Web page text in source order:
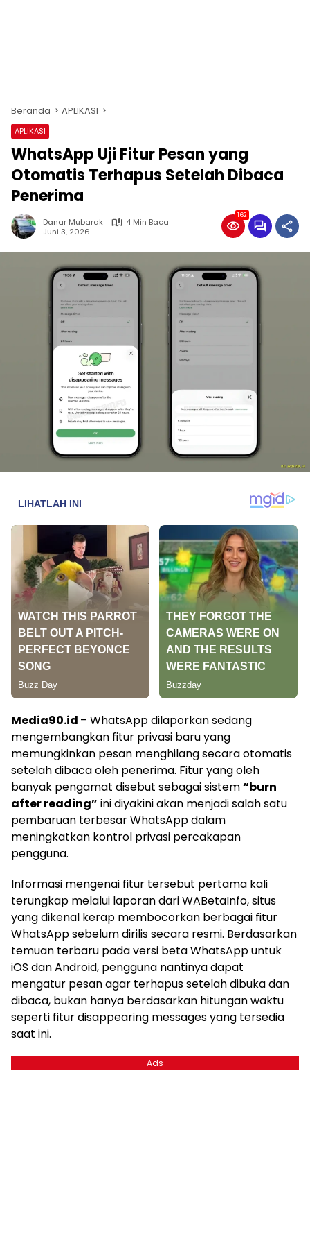
Beranda APLIKASI
APLIKASI
WhatsApp Uji Fitur Pesan yang
Otomatis Terhapus Setelah Dibaca
Penerima
Danar Mubarak
4 Min Baca
Juni 3, 2026
162
Media90.id – WhatsApp dilaporkan sedang
mengembangkan fitur privasi baru yang
memungkinkan pesan menghilang secara otomatis
setelah dibaca oleh penerima. Fitur yang oleh
banyak pengamat disebut sebagai sistem“burn
after reading” ini diyakini akan menjadi salah satu
pembaruan terbesar WhatsApp dalam
meningkatkan kontrol privasi percakapan
pengguna.
Informasi mengenai fitur tersebut pertama kali
terungkap melalui laporan dari WABetaInfo, situs
yang dikenal kerap membocorkan berbagai fitur
WhatsApp sebelum dirilis secara resmi. Berdasarkan
temuan terbaru pada versi beta WhatsApp untuk
iOS dan Android, pengguna nantinya dapat
mengatur pesan agar terhapus setelah dibuka dan
dibaca, bukan hanya berdasarkan hitungan waktu
seperti fitur disappearing messages yang tersedia
saat ini.
Ads